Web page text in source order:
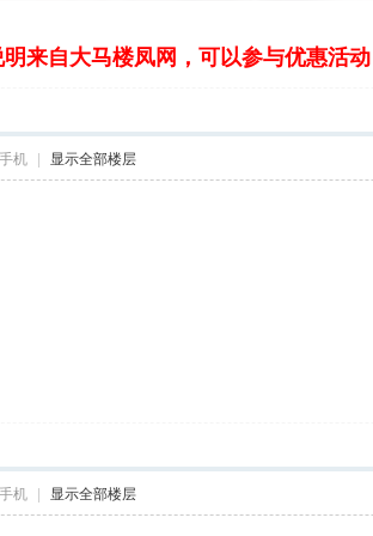
来自大马楼凤网，可以参与优惠活动
机 显示全部楼层
机 显示全部楼层